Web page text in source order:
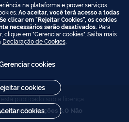
publicado sob a licença
SemDerivações 3.0 Não
na plataforma e prover serviços
Ao aceitar, você terá acesso a todas
clicar em "Rejeitar Cookies", os cookies
necessários serão desativados. Para
clique em "Gerenciar cookies". Saiba mais
Declaração de Cookies.
cookies
cookies
cookies